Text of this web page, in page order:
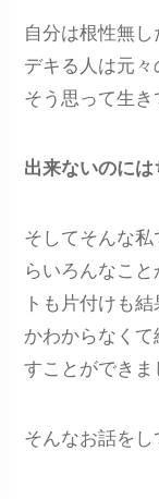
自分は根性無し
デキる人は元々
そう思って生き
出来ないのには
そしてそんな
らいろんなこ
トも片付けも
かわからなく
すことができま
そんなお話を